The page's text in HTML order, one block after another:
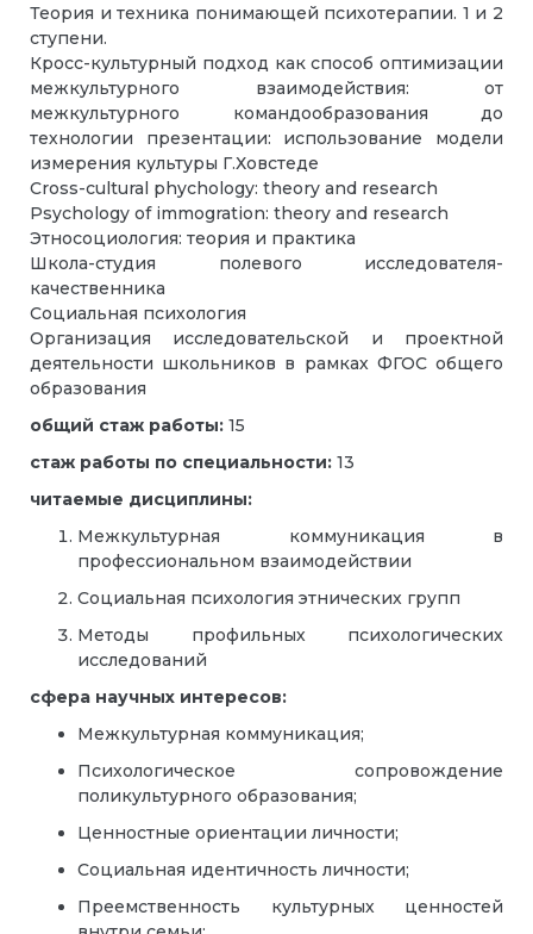
Теория и техника понимающей психотерапии. 1 и 2
ступени.
Кросс-культурный подход как способ оптимизации
межкультурного взаимодействия: от
межкультурного командообразования до
технологии презентации: использование модели
измерения культуры Г.Ховстеде
Cross-cultural phychology: theory and research
Psychology of immogration: theory and research
Этносоциология: теория и практика
Школа-студия полевого исследователя-
качественника
Социальная психология
Организация исследовательской и проектной
деятельности школьников в рамках ФГОС общего
образования
общий стаж работы: 15
стаж работы по специальности: 13
читаемые дисциплины:
Межкультурная коммуникация в
профессиональном взаимодействии
Социальная психология этнических групп
Методы профильных психологических
исследований
сфера научных интересов:
Межкультурная коммуникация;
Психологическое сопровождение
поликультурного образования;
Ценностные ориентации личности;
Социальная идентичность личности;
Преемственность культурных ценностей